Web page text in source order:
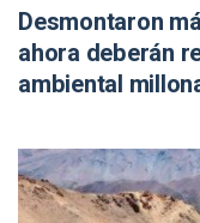
Desmontaron
ahora deberán
ambiental